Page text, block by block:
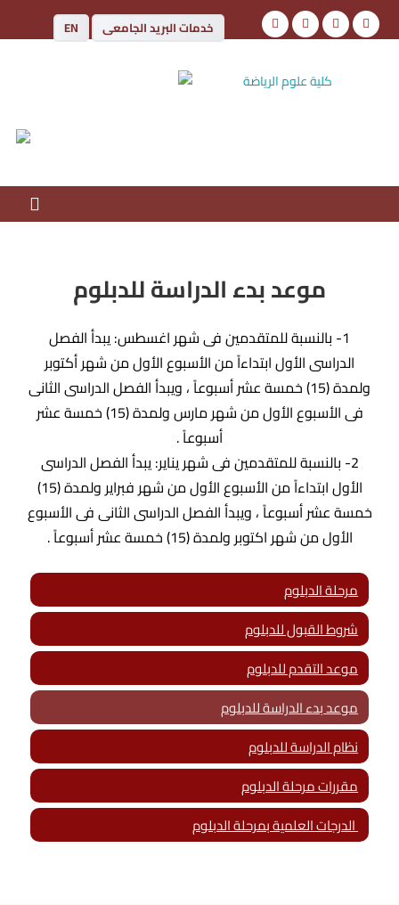
EN خدمات البريد الجامعى
كلية علوم الرياضة
جامعة أسوان
موعد بدء الدراسة للدبلوم
1- بالنسبة للمتقدمين فى شهر اغسطس: يبدأ الفصل
الدراسى الأول ابتداءاً من الأسبوع الأول من شهر أكتوبر
ولمدة (15) خمسة عشر أسبوعاً ، ويبدأ الفصل الدراسى الثانى
فى الأسبوع الأول من شهر مارس ولمدة (15) خمسة عشر
أسبوعاً .
2- بالنسبة للمتقدمين فى شهر يناير: يبدأ الفصل الدراسى
الأول ابتداءاً من الأسبوع الأول من شهر فبراير ولمدة (15)
خمسة عشر أسبوعاً ، ويبدأ الفصل الدراسى الثانى فى الأسبوع
الأول من شهر اكتوبر ولمدة (15) خمسة عشر أسبوعاً .
مرحلة الدبلوم
شروط القبول للدبلوم
موعد التقدم للدبلوم
موعد بدء الدراسة للدبلوم
نظام الدراسة للدبلوم
مقررات مرحلة الدبلوم
الدرجات العلمية بمرحلة الدبلوم